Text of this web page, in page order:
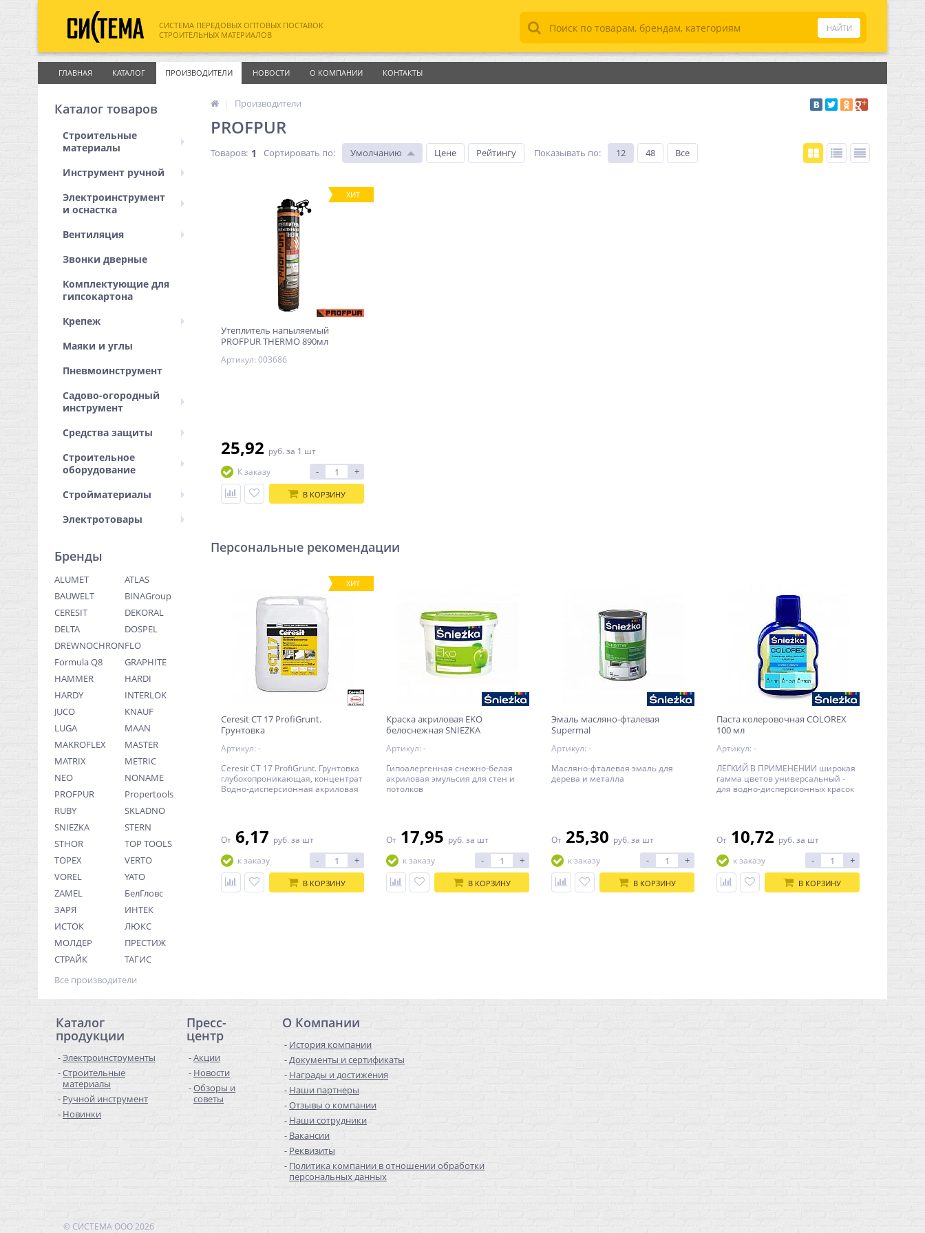
СИСТЕМА ПЕРЕДОВЫХ ОПТОВЫХ ПОСТАВОК
СТРОИТЕЛЬНЫХ МАТЕРИАЛОВ
ГЛАВНАЯ КАТАЛОГ ПРОИЗВОДИТЕЛИ НОВОСТИ О КОМПАНИИ КОНТАКТЫ
Каталог товаров
Строительные
материалы
Инструмент ручной
Электроинструмент
и оснастка
Вентиляция
Звонки дверные
Комплектующие для
гипсокартона
Крепеж
Маяки и углы
Пневмоинструмент
Садово-огородный
инструмент
Средства защиты
Строительное
оборудование
Стройматериалы
Электротовары
Бренды
ALUMET
ATLAS
BAUWELT
BINAGroup
CERESIT
DEKORAL
DELTA
DOSPEL
DREWNOCHRONFLO
Formula Q8
GRAPHITE
HAMMER
HARDI
HARDY
INTERLOK
JUCO
KNAUF
LUGA
MAAN
MAKROFLEX
MASTER
MATRIX
METRIC
NEO
NONAME
PROFPUR
Propertools
RUBY
SKLADNO
SNIEZKA
STERN
STHOR
TOP TOOLS
TOPEX
VERTO
VOREL
YATO
ZAMEL
БелГловс
ЗАРЯ
ИНТЕК
ИСТОК
ЛЮКС
МОЛДЕР
ПРЕСТИЖ
СТРАЙК
ТАГИС
Все производители
Производители
PROFPUR
Товаров: 1 Сортировать по: Умолчанию Цене Рейтингу Показывать по: 12 48 Все
ХИТ
Утеплитель напыляемый
PROFPUR THERMO 890мл
Артикул: 003686
25,92 руб. за 1 шт
К заказу
- +
В КОРЗИНУ
Персональные рекомендации
ХИТ
Ceresit CT 17 ProfiGrunt.
Грунтовка
концентрат
Артикул: -
Ceresit CT 17 ProfiGrunt. Грунтовка
глубокопроникающая, концентрат
Водно-дисперсионная акриловая
От 6,17 руб. за шт
к заказу
- +
В КОРЗИНУ
Краска акриловая EKO
белоснежная SNIEZKA
Артикул: -
Гипоалергенная снежно-белая
акриловая эмульсия для стен и
потолков
От 17,95 руб. за шт
к заказу
- +
В КОРЗИНУ
Эмаль масляно-фталевая
Supermal
Артикул: -
Масляно-фталевая эмаль для
дерева и металла
От 25,30 руб. за шт
к заказу
- +
В КОРЗИНУ
Паста колеровочная COLOREX
100 мл
Артикул: -
ЛЁГКИЙ В ПРИМЕНЕНИИ широкая
гамма цветов универсальный -
для водно-дисперсионных красок
От 10,72 руб. за шт
к заказу
- +
В КОРЗИНУ
Каталог
продукции
Электроинструменты
Строительные
материалы
Ручной инструмент
Новинки
Пресс-
центр
Акции
Новости
Обзоры и
советы
О Компании
История компании
Документы и сертификаты
Награды и достижения
Наши партнеры
Отзывы о компании
Наши сотрудники
Вакансии
Реквизиты
Политика компании в отношении обработки
персональных данных
© СИСТЕМА ООО 2026